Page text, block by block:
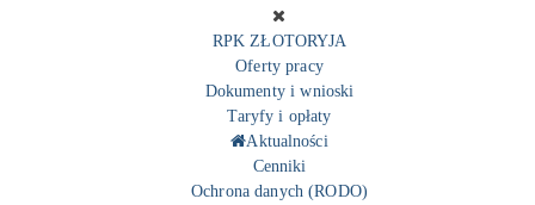
RPK ZŁOTORYJA
Oferty pracy
Dokumenty i wnioski
Taryfy i opłaty
Aktualności
Cenniki
Ochrona danych (RODO)